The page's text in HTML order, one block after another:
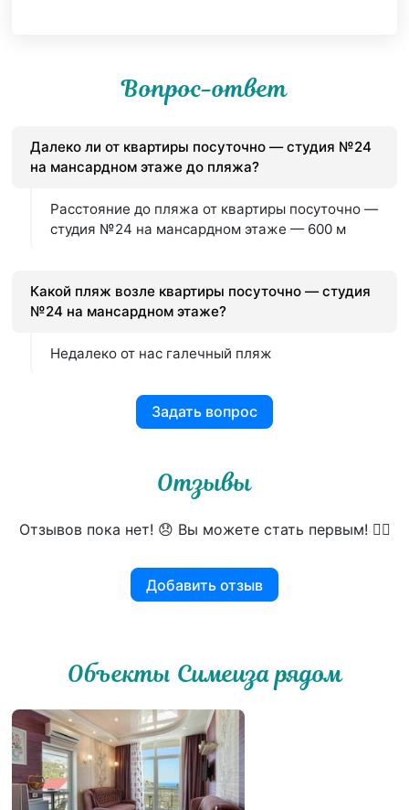
Вопрос-ответ
Далеко ли от квартиры посуточно — студия №24
на мансардном этаже до пляжа?
Расстояние до пляжа от квартиры посуточно —
студия №24 на мансардном этаже — 600 м
Какой пляж возле квартиры посуточно — студия
№24 на мансардном этаже?
Недалеко от нас галечный пляж
Задать вопрос
Отзывы
Отзывов пока нет! 😞 Вы можете стать первым! 👍🏻
Добавить отзыв
Объекты Симеиза рядом